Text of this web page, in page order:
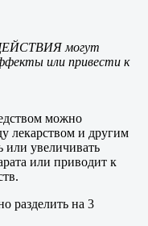
могут
или привести к
можно
лекарством и другим
или увеличивать
или приводит к
разделить на 3